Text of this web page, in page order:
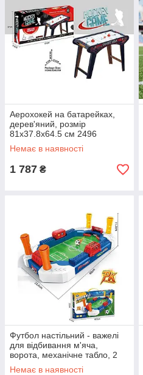
Аерохокей на батарейках,
дерев'яний, розмір
81х37.8х64.5 см 2496
Немає в наявності
1 787 ₴
Футбол настільний - важелі
для відбивання м'яча,
ворота, механічне табло, 2
пластикові м'ячі 666-106 A
Немає в наявності